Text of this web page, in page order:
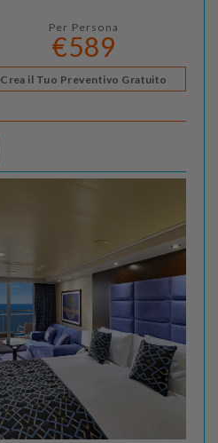
Per Persona
€589
Crea il Tuo Preventivo Gratuito